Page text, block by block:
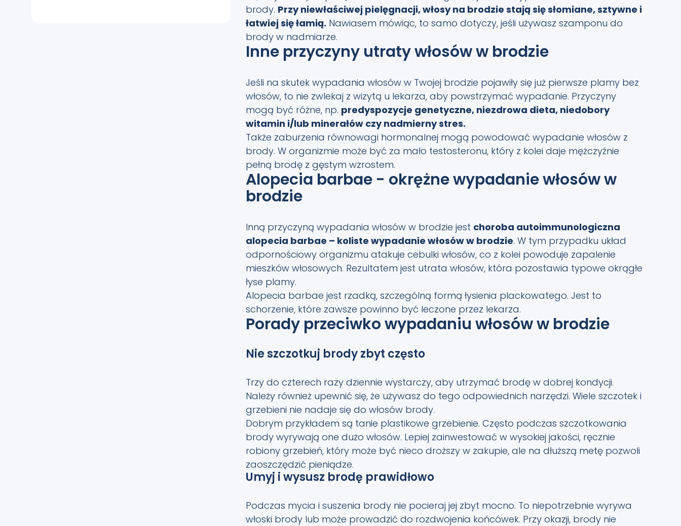
brody. Przy niewłaściwej pielęgnacji, włosy na brodzie stają się słomiane, sztywne i
łatwiej się łamią. Nawiasem mówiąc, to samo dotyczy, jeśli używasz szamponu do
brody w nadmiarze.
Inne przyczyny utraty włosów w brodzie
Jeśli na skutek wypadania włosów w Twojej brodzie pojawiły się już pierwsze plamy bez
włosów, to nie zwlekaj z wizytą u lekarza, aby powstrzymać wypadanie. Przyczyny
mogą być różne, np. predyspozycje genetyczne, niezdrowa dieta, niedobory
witamin i/lub minerałów czy nadmierny stres.
Także zaburzenia równowagi hormonalnej mogą powodować wypadanie włosów z
brody. W organizmie może być za mało testosteronu, który z kolei daje mężczyźnie
pełną brodę z gęstym wzrostem.
Alopecia barbae - okrężne wypadanie włosów w
brodzie
Inną przyczyną wypadania włosów w brodzie jest choroba autoimmunologiczna
alopecia barbae – koliste wypadanie włosów w brodzie. W tym przypadku układ
odpornościowy organizmu atakuje cebulki włosów, co z kolei powoduje zapalenie
mieszków włosowych. Rezultatem jest utrata włosów, która pozostawia typowe okrągłe
łyse plamy.
Alopecia barbae jest rzadką, szczególną formą łysienia plackowatego. Jest to
schorzenie, które zawsze powinno być leczone przez lekarza.
Porady przeciwko wypadaniu włosów w brodzie
Nie szczotkuj brody zbyt często
Trzy do czterech razy dziennie wystarczy, aby utrzymać brodę w dobrej kondycji.
Należy również upewnić się, że używasz do tego odpowiednich narzędzi. Wiele szczotek i
grzebieni nie nadaje się do włosów brody.
Dobrym przykładem są tanie plastikowe grzebienie. Często podczas szczotkowania
brody wyrywają one dużo włosów. Lepiej zainwestować w wysokiej jakości, ręcznie
robiony grzebień, który może być nieco droższy w zakupie, ale na dłuższą metę pozwoli
zaoszczędzić pieniądze.
Umyj i wysusz brodę prawidłowo
Podczas mycia i suszenia brody nie pocieraj jej zbyt mocno. To niepotrzebnie wyrywa
włoski brody lub może prowadzić do rozdwojenia końcówek. Przy okazji, brody nie